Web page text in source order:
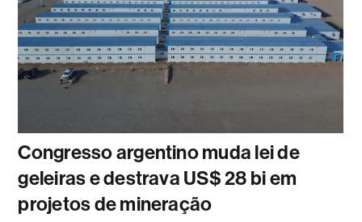
Congresso argentino muda lei de
geleiras e destrava US$ 28 bi em
projetos de mineração